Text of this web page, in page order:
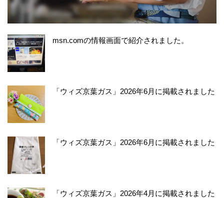
msn.comの情報画面で紹介されました。
「ウィズ京葉ガス」2026年6月に掲載されました
「ウィズ京葉ガス」2026年6月に掲載されました
「ウィズ京葉ガス」2026年4月に掲載されました